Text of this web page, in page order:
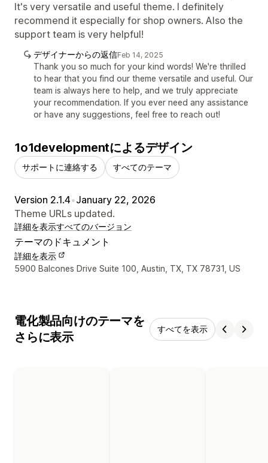
It's very versatile and useful theme. I definitely
recommend it especially for shop owners. Also the
support team is very helpful!
デザイナーからの返信Feb 14, 2025
Thank you so much for your kind words! We're thrilled
to hear that you find our theme versatile and useful. Our
team is always here to help, and we truly appreciate
your recommendation. If you ever need any assistance
or have any suggestions, feel free to reach out!
1o1developmentによるデザイン
サポートに連絡する すべてのテーマ
Version 2.1.4•January 22, 2026
Theme URLs updated.
詳細を表示すべてのバージョン
テーマのドキュメント
詳細を表示
デザイナーの連絡先情報
5900 Balcones Drive Suite 100, Austin, TX, TX 78731, US
電化製品向けのテーマを
さらに表示
すべてを表示